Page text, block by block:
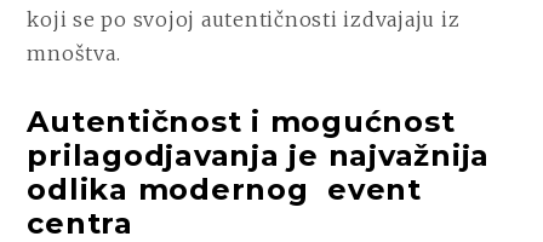
koji se po svojoj autentičnosti izdvajaju iz
mnoštva.
Autentičnost i mogućnost
prilagodjavanja je najvažnija
odlika modernog event
centra